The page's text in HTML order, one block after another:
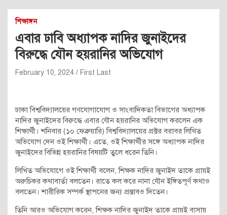
শিক্ষাঙ্গন
এবার ঢাবি অধ্যাপক নাদির জুনাইদের
বিরুদ্ধে যৌন হয়রানির অভিযোগ
February 10, 2024 First Last
ঢাকা বিশ্ববিদ্যালয়ের গণযোগাযোগ ও সাংবাদিকতা বিভাগের অধ্যাপক
নাদির জুনাইদের বিরুদ্ধে এবার যৌন হয়রানির অভিযোগ করলেন এক
শিক্ষার্থী। শনিবার (১০ ফেব্রুয়ারি) বিশ্ববিদ্যালয়ের প্রক্টর বরাবর লিখিত
অভিযোগ দেন ওই শিক্ষার্থী। এতে, ওই শিক্ষার্থীর সঙ্গে অধ্যাপক নাদির
জুনাইদের বিভিন্ন হয়রানির বিষয়টি তুলে ধরেন তিনি।
লিখিত অভিযোগে ওই শিক্ষার্থী বলেন, শিক্ষক নাদির জুনাইদ তাকে প্রায়ই
অরুচিকর কথাবার্তা বলতেন। রাতে কল করে নানা যৌন ইঙ্গিতপূর্ণ কথাও
বলতেন। শারীরিক সম্পর্ক স্থাপনের জন্য প্রস্তাবও দিতেন।
তিনি আরও অভিযোগ করেন, শিক্ষক নাদির জুনাইদ তাকে প্রায়ই বাসায়